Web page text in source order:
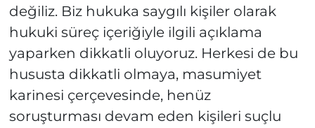
değiliz. Biz hukuka saygılı kişiler olarak
hukuki süreç içeriğiyle ilgili açıklama
yaparken dikkatli oluyoruz. Herkesi de bu
hususta dikkatli olmaya, masumiyet
karinesi çerçevesinde, henüz
soruşturması devam eden kişileri suçlu